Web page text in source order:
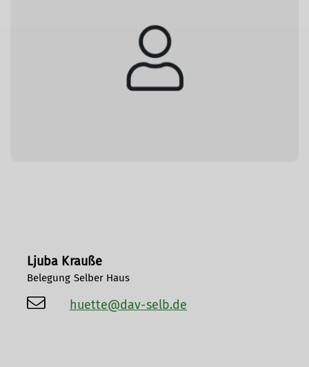
Ljuba Krauße
Belegung Selber Haus
huette@dav-selb.de